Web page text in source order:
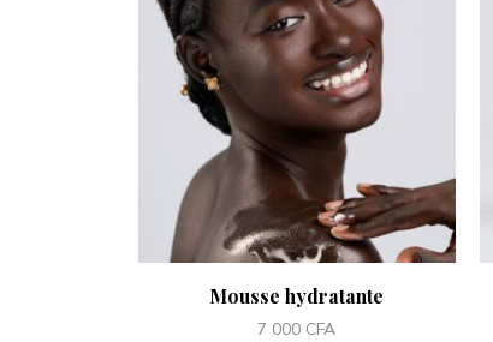
Mousse hydratante
7 000 CFA